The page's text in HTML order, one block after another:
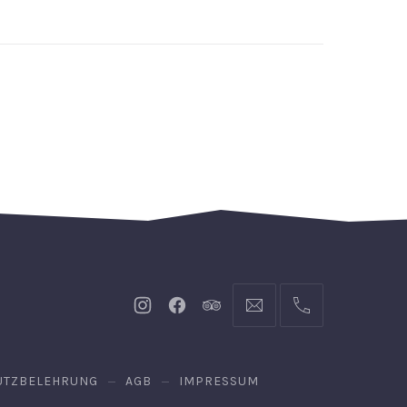
NeuesNeuesNeues info@hofgut-
AGB IMPRESSUM